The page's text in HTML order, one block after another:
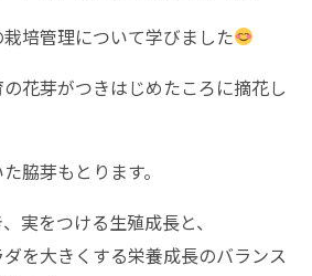
培管理について学びました
花芽がつきはじめたころに摘花し
脇芽もとります。
実をつける生殖成長と、
を大きくする栄養成長のバランス